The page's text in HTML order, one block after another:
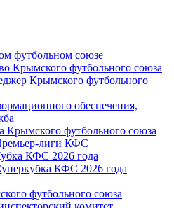
футбольном союзе
Крымского футбольного союза
Крымского футбольного
обеспечения,
Крымского футбольного союза
лиги КФС
КФС 2026 года
КФС 2026 года
футбольного союза